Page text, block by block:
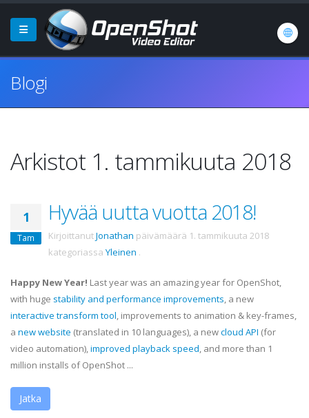
Blogi
Arkistot 1. tammikuuta 2018
1
Tam
Hyvää uutta vuotta 2018!
KirjoittanutJonathan päivämäärä 1. tammikuuta 2018
kategoriassa Yleinen .
Happy New Year! Last year was an amazing year for OpenShot,
with huge stability and performance improvements, a new
interactive transform tool, improvements to animation & key-frames,
a new website (translated in 10 languages), a newcloud API (for
video automation),improved playback speed, and more than 1
million installs of OpenShot ...
Jatka